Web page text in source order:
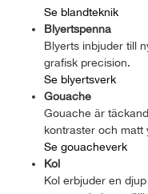
Se blandteknik
Blyertspenna
Blyerts inbjuder till
grafisk precision.
Se blyertsverk
Gouache
Gouache är
kontraster och matt
Se gouacheverk
Kol
Kol erbjuder en